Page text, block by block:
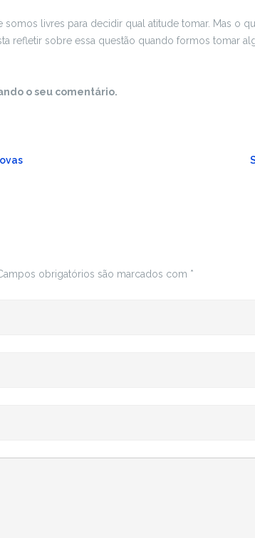
livres para decidir qual atitude tomar. Mas o
refletir sobre essa questão quando formos tomar
o seu comentário.
obrigatórios são marcados com *